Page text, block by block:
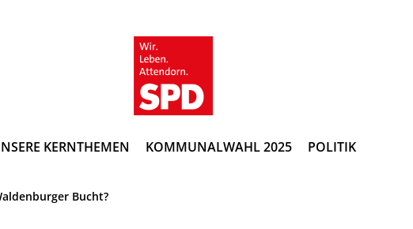
KERNTHEMEN KOMMUNALWAHL 2025 POLITIK
Bucht?